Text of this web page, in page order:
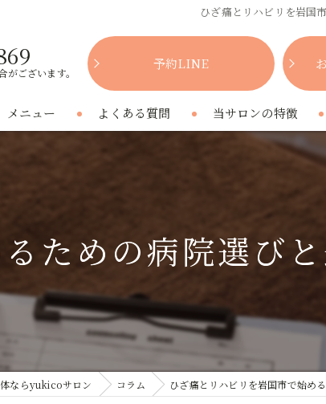
ひざ痛とリハビリを岩国
ございます。
予約LINE
メニュー よくある質問 当サロンの特徴
腰痛
プライベートサロン
ための病院選び
ならyukicoサロン コラム ひざ痛とリハビリを岩国市で始め